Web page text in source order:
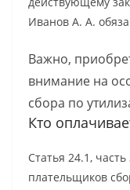
Иванов А. А.
Важно,
внимание на
сбора по
Кто
Статья 24.1,
плательщиков